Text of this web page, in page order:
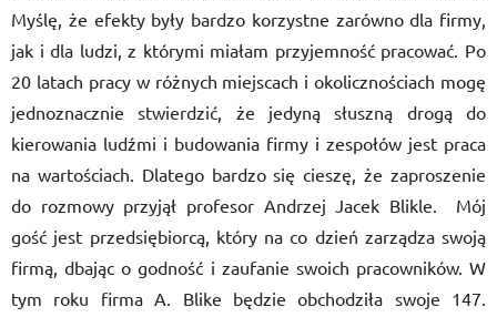
Myślę, że efekty były bardzo korzystne zarówno dla firmy,
jak i dla ludzi, z którymi miałam przyjemność pracować. Po
20 latach pracy w różnych miejscach i okolicznościach mogę
jednoznacznie stwierdzić, że jedyną słuszną drogą do
kierowania ludźmi i budowania firmy i zespołów jest praca
na wartościach. Dlatego bardzo się cieszę, że zaproszenie
do rozmowy przyjął profesor Andrzej Jacek Blikle. Mój
gość jest przedsiębiorcą, który na co dzień zarządza swoją
firmą, dbając o godność i zaufanie swoich pracowników. W
tym roku firma A. Blike będzie obchodziła swoje 147.